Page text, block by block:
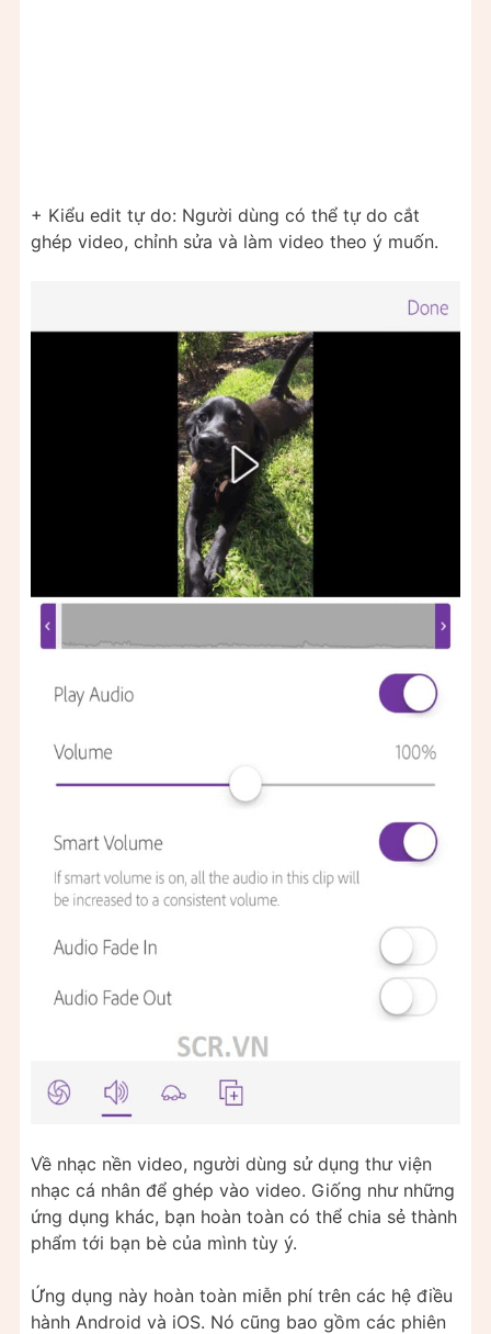
+ Kiểu edit tự do: Người dùng có thể tự do cắt
ghép video, chỉnh sửa và làm video theo ý muốn.
Về nhạc nền video, người dùng sử dụng thư viện
nhạc cá nhân để ghép vào video. Giống như những
ứng dụng khác, bạn hoàn toàn có thể chia sẻ thành
phẩm tới bạn bè của mình tùy ý.
Ứng dụng này hoàn toàn miễn phí trên các hệ điều
hành Android và iOS. Nó cũng bao gồm các phiên